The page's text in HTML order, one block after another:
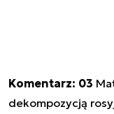
Komentarz: 03
dekompozycją